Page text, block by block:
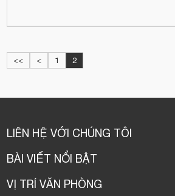
<< < 1 2
LIÊN HỆ VỚI CHÚNG TÔI
BÀI VIẾT NỔI BẬT
VỊ TRÍ VĂN PHÒNG